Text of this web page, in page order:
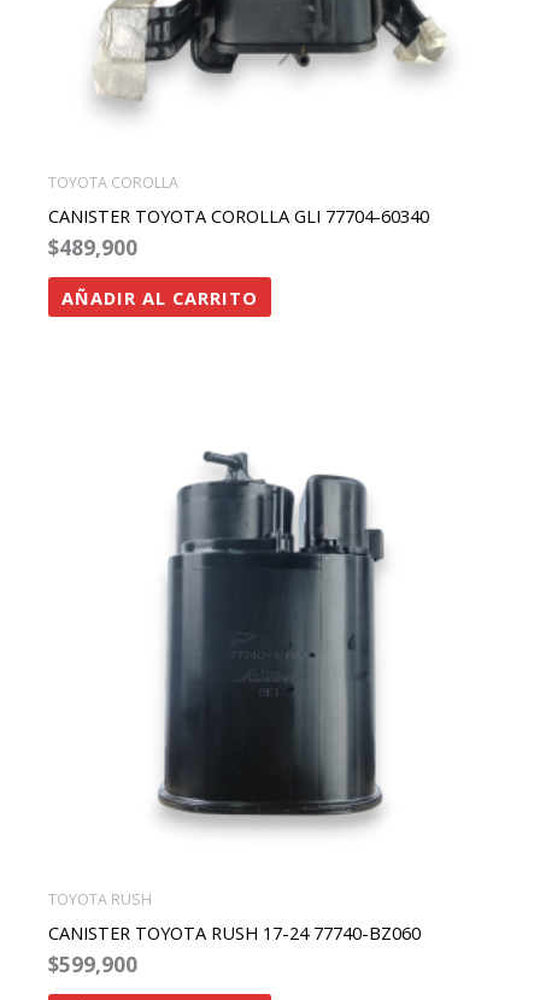
TOYOTA COROLLA
CANISTER TOYOTA COROLLA GLI 77704-60340
$489,900
AÑADIR AL CARRITO
TOYOTA RUSH
CANISTER TOYOTA RUSH 17-24 77740-BZ060
$599,900